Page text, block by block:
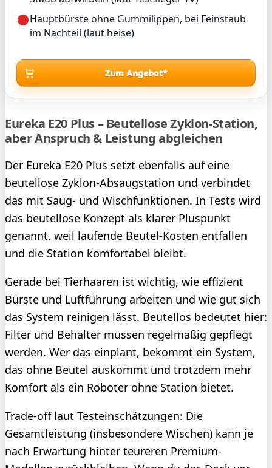
Hauptbürste ohne Gummilippen, bei Feinstaub
im Nachteil (laut heise)
Zum Angebot*
Eureka E20 Plus – Beutellose Zyklon-Station,
aber Anspruch & Leistung abgleichen
Der Eureka E20 Plus setzt ebenfalls auf eine
beutellose Zyklon-Absaugstation und verbindet
das mit Saug- und Wischfunktionen. In Tests wird
das beutellose Konzept als klarer Pluspunkt
genannt, weil laufende Beutel-Kosten entfallen
und die Station komfortabel bleibt.
Gerade bei Tierhaaren ist wichtig, wie effizient
Bürste und Luftführung arbeiten und wie gut sich
das System reinigen lässt. Beutellos bedeutet hier:
Filter und Behälter müssen regelmäßig gepflegt
werden. Wer das einplant, bekommt ein System,
das ohne Beutel auskommt und trotzdem mehr
Komfort als ein Roboter ohne Station bietet.
Trade-off laut Testeinschätzungen: Die
Gesamtleistung (insbesondere Wischen) kann je
nach Erwartung hinter teureren Premium-